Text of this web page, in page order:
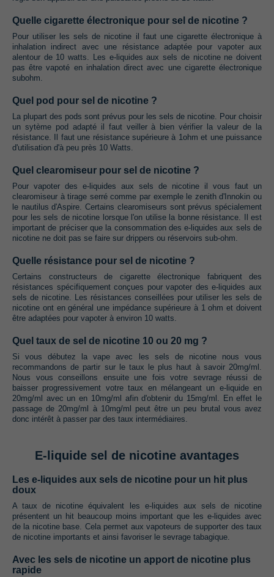
Quelle cigarette électronique pour sel de nicotine ?
Pour utiliser les sels de nicotine il faut une cigarette électronique à
inhalation indirect avec une résistance adaptée pour vapoter aux
alentour de 10 watts. Les e-liquides aux sels de nicotine ne doivent
pas être vapoté en inhalation direct avec une cigarette électronique
subohm.
Quel pod pour sel de nicotine ?
La plupart des pods sont prévus pour les sels de nicotine. Pour choisir
un sytème pod adapté il faut veiller à bien vérifier la valeur de la
résistance. Il faut une résistance supérieure à 1ohm et une puissance
d'utilisation d'à peu près 10 Watts.
Quel clearomiseur pour sel de nicotine ?
Pour vapoter des e-liquides aux sels de nicotine il vous faut un
clearomiseur à tirage serré comme par exemple le zenith d'Innokin ou
le nautilus d'Aspire. Certains clearomiseurs sont prévus spécialement
pour les sels de nicotine lorsque l'on utilise la bonne résistance. Il est
important de préciser que la consommation des e-liquides aux sels de
nicotine ne doit pas se faire sur drippers ou réservoirs sub-ohm.
Quelle résistance pour sel de nicotine ?
Certains constructeurs de cigarette électronique fabriquent des
résistances spécifiquement conçues pour vapoter des e-liquides aux
sels de nicotine. Les résistances conseillées pour utiliser les sels de
nicotine ont en général une impédance supérieure à 1 ohm et doivent
être adaptées pour vapoter à environ 10 watts.
Quel taux de sel de nicotine 10 ou 20 mg ?
Si vous débutez la vape avec les sels de nicotine nous vous
recommandons de partir sur le taux le plus haut à savoir 20mg/ml.
Nous vous conseillons ensuite une fois votre sevrage réussi de
baisser progressivement votre taux en mélangeant un e-liquide en
20mg/ml avec un en 10mg/ml afin d'obtenir du 15mg/ml. En effet le
passage de 20mg/ml à 10mg/ml peut être un peu brutal vous avez
donc intérêt à passer par des taux intermédiaires.
E-liquide sel de nicotine avantages
Les e-liquides aux sels de nicotine pour un hit plus
doux
A taux de nicotine équivalent les e-liquides aux sels de nicotine
présentent un hit beaucoup moins important que les e-liquides avec
de la nicotine base. Cela permet aux vapoteurs de supporter des taux
de nicotine importants et ainsi favoriser le sevrage tabagique.
Avec les sels de nicotine un apport de nicotine plus
rapide